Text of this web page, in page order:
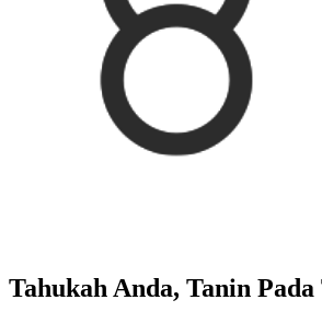
Tahukah Anda, Tanin